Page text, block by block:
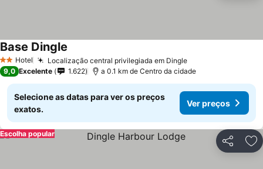
2 Estrelas
Hotel Localização central privilegiada em Dingle
Base Dingle
9,0 Excelente 1.622 a 0.1 km de Centro da cidade
Selecione as datas para ver os preços
exatos.
Ver preços
Partilhar
Escolha popular